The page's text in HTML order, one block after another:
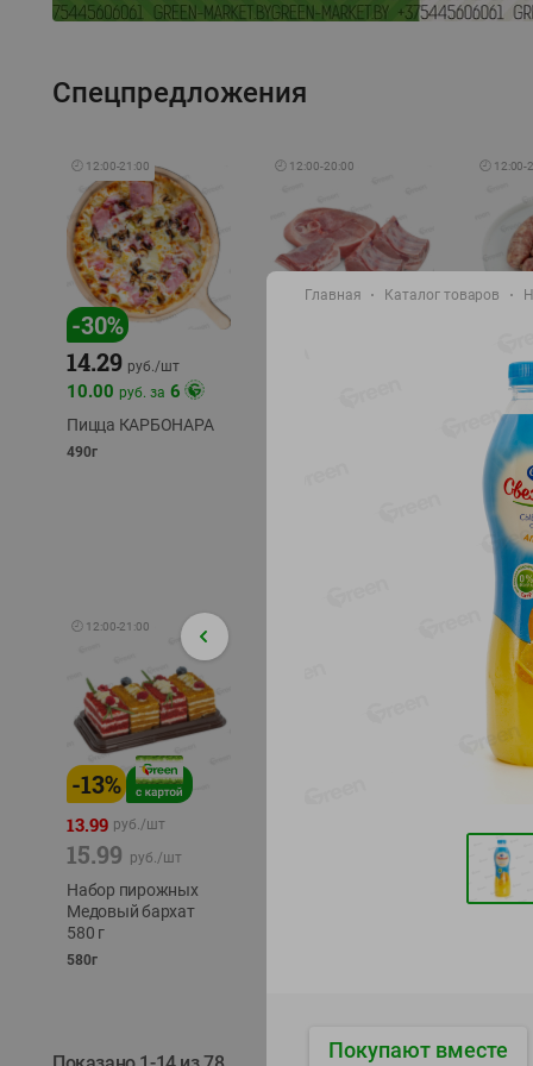
Спецпредложения
🕘 12:00-21:00
-30%
14.29 руб./шт
10.00 руб. за 6
Пицца КАРБОНАРА
490г
🕘 12:00-20:00 🕘 12:00-
11.99
охлажд
🕘 12:00-21:00
-13%
13.99 руб./шт
15.99 руб./шт
Набор пирожных
Медовый бархат
580 г
580г
трески
Главная Каталог товаров
Покупают вместе